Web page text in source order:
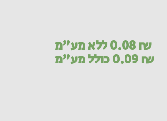
0.08₪ ללא מע"מ
0.09₪ כולל מע"מ